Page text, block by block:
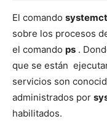
El comando
sobre los procesos
el comando ps .
que se están
servicios son
administrados por
habilitados.